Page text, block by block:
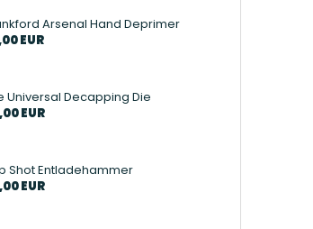
Arsenal Hand Deprimer
EUR
Universal Decapping Die
EUR
Shot Entladehammer
EUR